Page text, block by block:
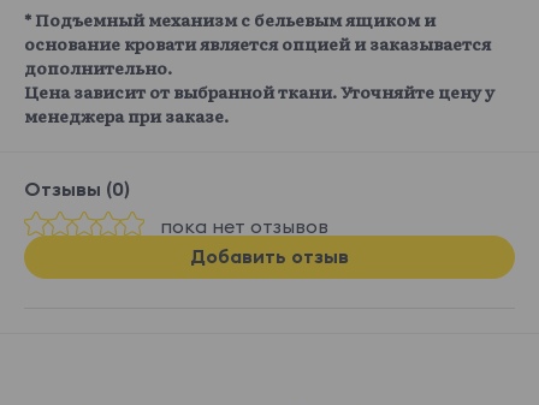
* Подъемный механизм с бельевым ящиком и
основание кровати является опцией и заказывается
дополнительно.
Цена зависит от выбранной ткани. Уточняйте цену у
менеджера при заказе.
Отзывы (0)
пока нет отзывов
Добавить отзыв